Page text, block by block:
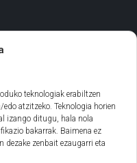
teknologiak erabiltzen
atzitzeko. Teknologia horien
izango ditugu, hala nola
bakarrak. Baimena ez
dezake zenbait ezaugarri eta